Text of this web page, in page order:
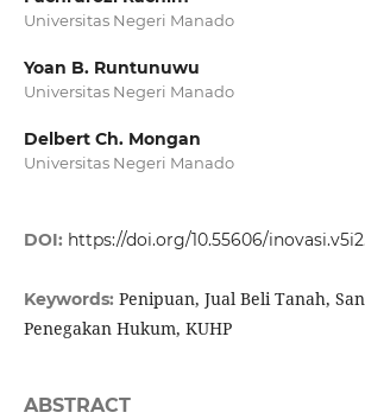
Universitas Negeri Manado
Yoan B. Runtunuwu
Universitas Negeri Manado
Delbert Ch. Mongan
Universitas Negeri Manado
DOI: https://doi.org/10.55606/
Keywords: Penipuan, Jual Beli Tanah,
Penegakan Hukum, KUHP
ABSTRACT